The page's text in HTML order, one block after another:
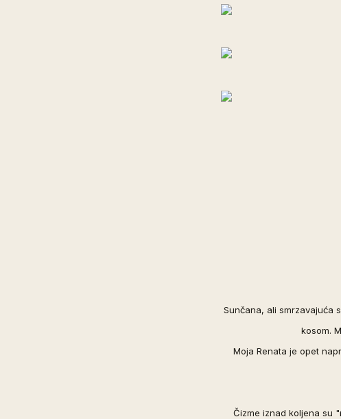
Sunčana, ali smrzavajuća
kosom.
Moja Renata je opet
Čizme iznad koljena su